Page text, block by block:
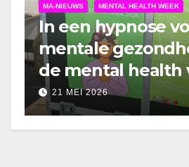
MA-NIEUWS MENTAL HEALTH WEEK
In een hypnose
mentale
de mental health
21 MEI 2026